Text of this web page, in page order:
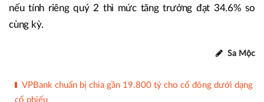
nếu tính riêng quý 2 thì mức tăng trưởng đạt 34.6% so
cùng kỳ.
Sa Mộc
VPBank chuẩn bị chia gần 19.800 tỷ cho cổ đông dưới dạng
cổ phiếu